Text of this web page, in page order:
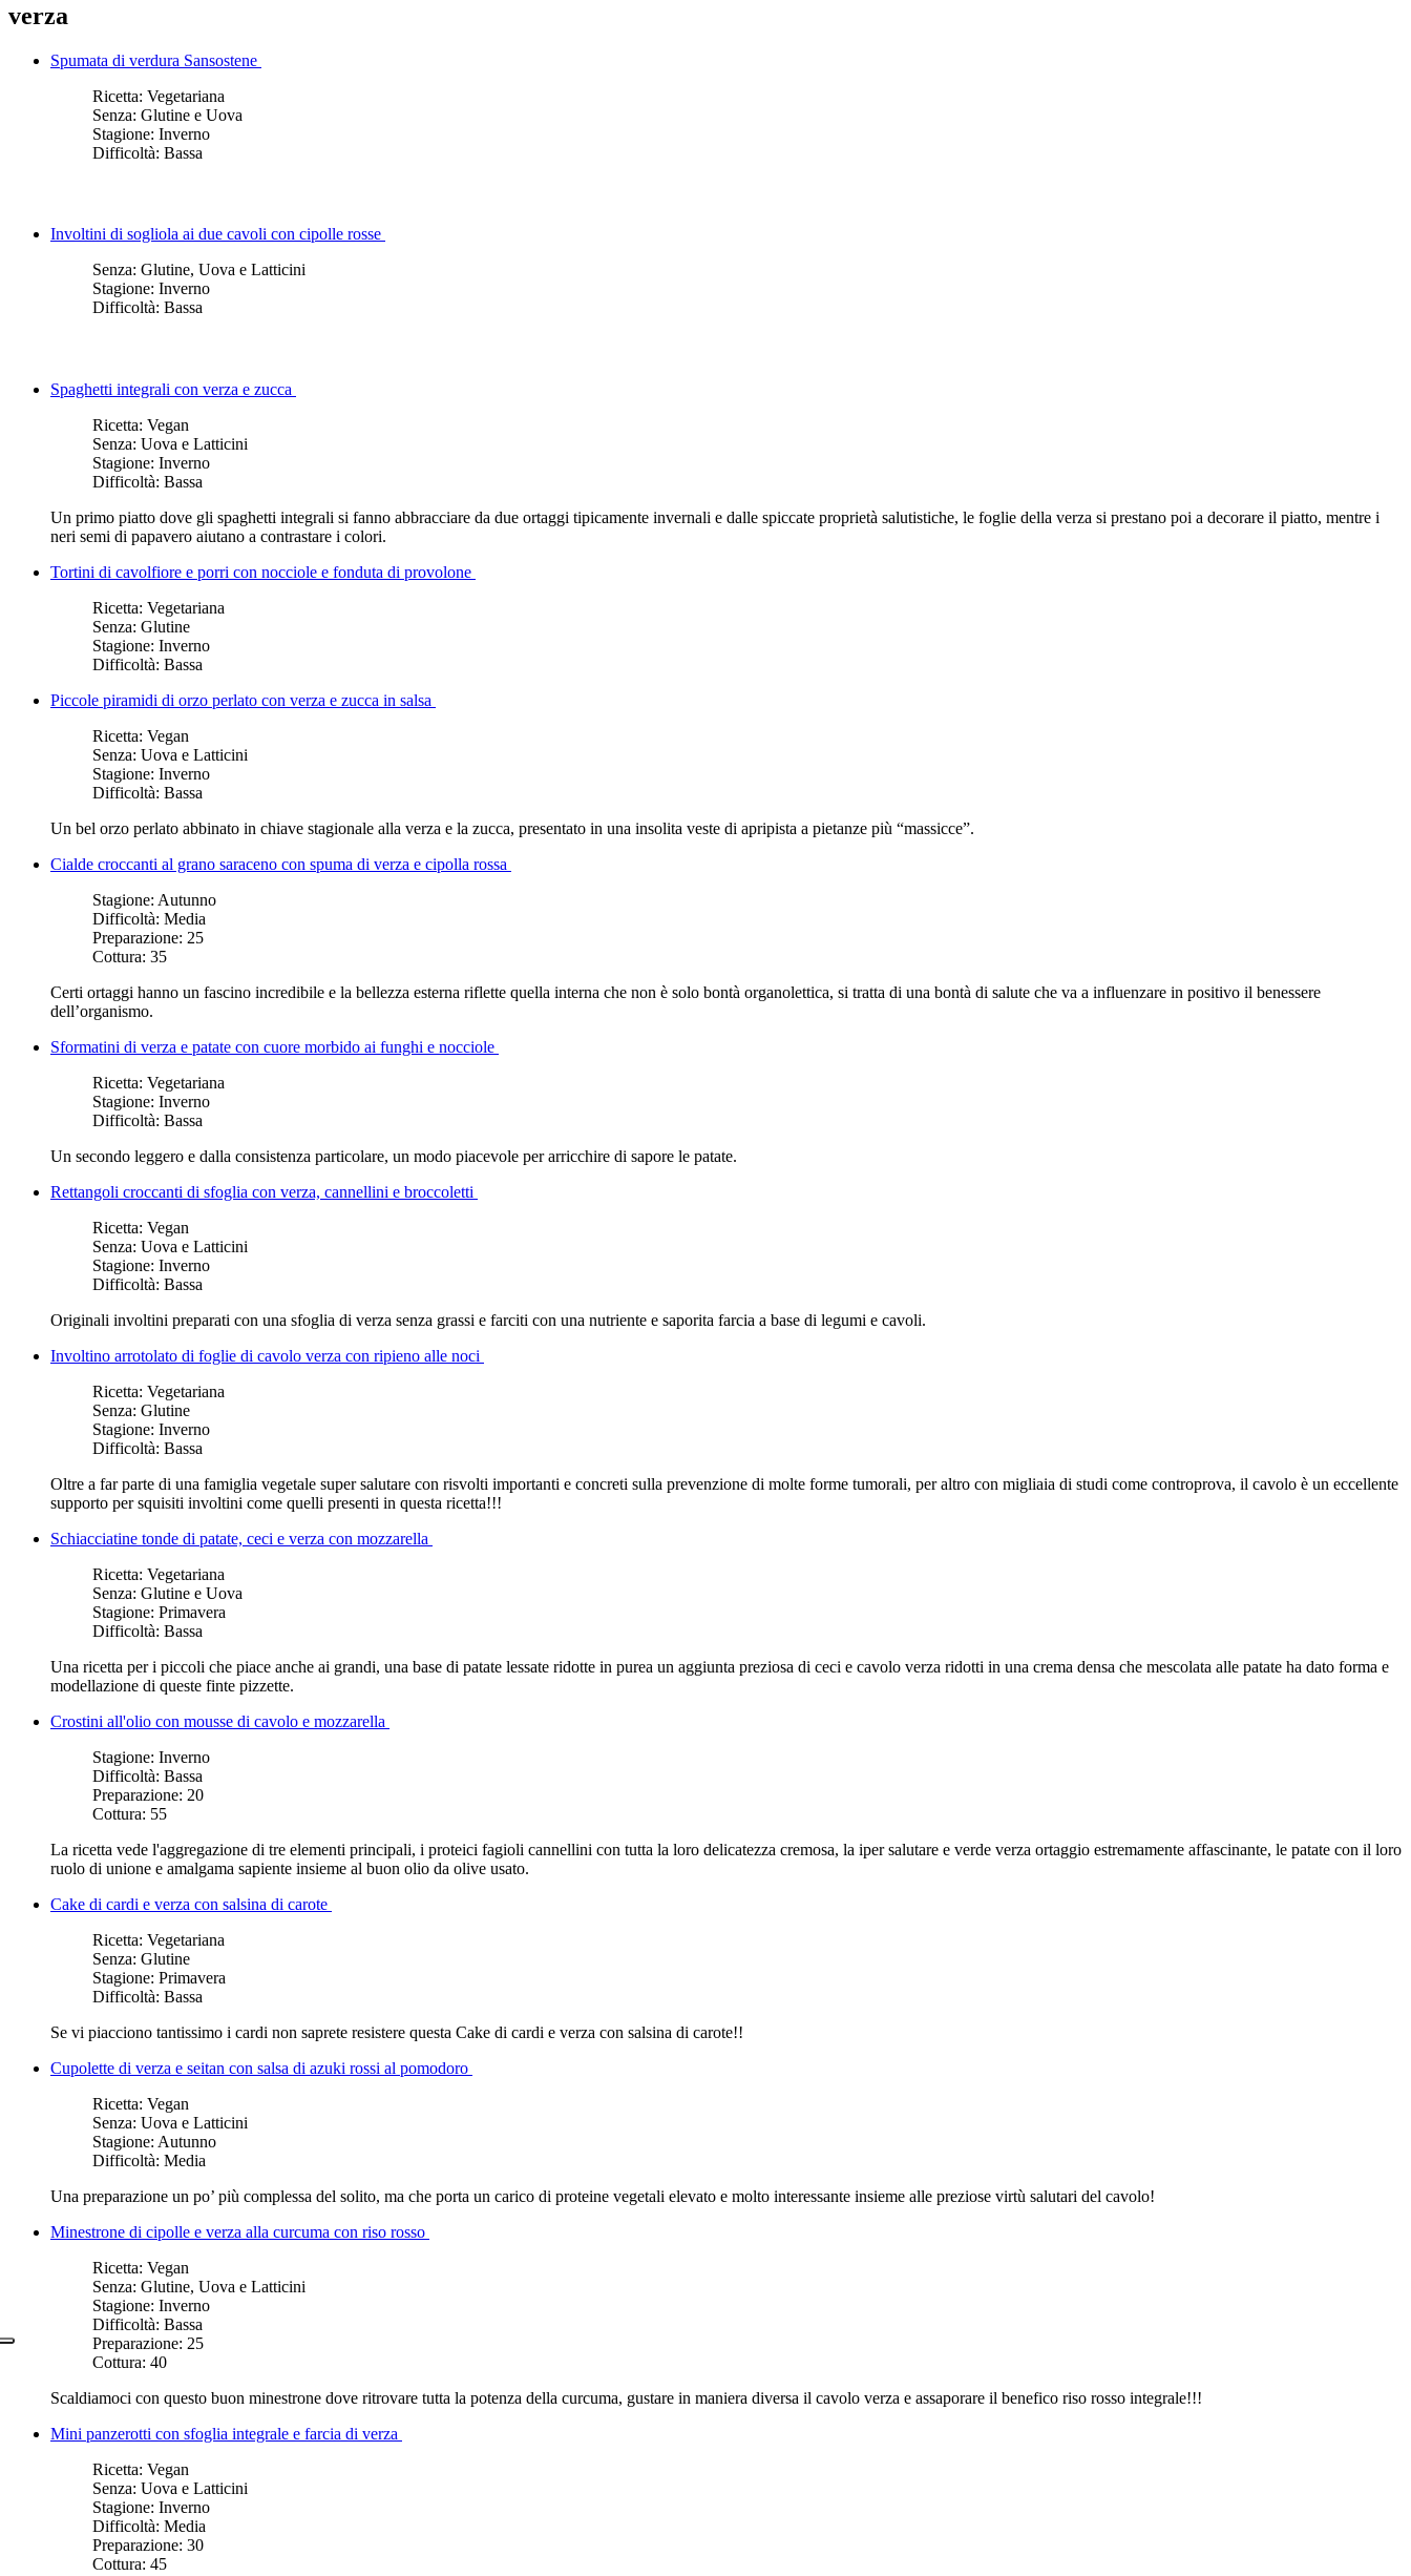
verza
Spumata di verdura Sansostene
Ricetta: Vegetariana
Senza: Glutine e Uova
Stagione: Inverno
Difficoltà: Bassa
Involtini di sogliola ai due cavoli con cipolle rosse
Senza: Glutine, Uova e Latticini
Stagione: Inverno
Difficoltà: Bassa
Spaghetti integrali con verza e zucca
Ricetta: Vegan
Senza: Uova e Latticini
Stagione: Inverno
Difficoltà: Bassa
Un primo piatto dove gli spaghetti integrali si fanno abbracciare da due ortaggi tipicamente invernali e dalle spiccate proprietà salutistiche, le foglie della verza si prestano poi a decorare il piatto, mentre i
neri semi di papavero aiutano a contrastare i colori.
Tortini di cavolfiore e porri con nocciole e fonduta di provolone
Ricetta: Vegetariana
Senza: Glutine
Stagione: Inverno
Difficoltà: Bassa
Piccole piramidi di orzo perlato con verza e zucca in salsa
Ricetta: Vegan
Senza: Uova e Latticini
Stagione: Inverno
Difficoltà: Bassa
Un bel orzo perlato abbinato in chiave stagionale alla verza e la zucca, presentato in una insolita veste di apripista a pietanze più “massicce”.
Cialde croccanti al grano saraceno con spuma di verza e cipolla rossa
Stagione: Autunno
Difficoltà: Media
Preparazione: 25
Cottura: 35
Certi ortaggi hanno un fascino incredibile e la bellezza esterna riflette quella interna che non è solo bontà organolettica, si tratta di una bontà di salute che va a influenzare in positivo il benessere
dell’organismo.
Sformatini di verza e patate con cuore morbido ai funghi e nocciole
Ricetta: Vegetariana
Stagione: Inverno
Difficoltà: Bassa
Un secondo leggero e dalla consistenza particolare, un modo piacevole per arricchire di sapore le patate.
Rettangoli croccanti di sfoglia con verza, cannellini e broccoletti
Ricetta: Vegan
Senza: Uova e Latticini
Stagione: Inverno
Difficoltà: Bassa
Originali involtini preparati con una sfoglia di verza senza grassi e farciti con una nutriente e saporita farcia a base di legumi e cavoli.
Involtino arrotolato di foglie di cavolo verza con ripieno alle noci
Ricetta: Vegetariana
Senza: Glutine
Stagione: Inverno
Difficoltà: Bassa
Oltre a far parte di una famiglia vegetale super salutare con risvolti importanti e concreti sulla prevenzione di molte forme tumorali, per altro con migliaia di studi come controprova, il cavolo è un eccellente
supporto per squisiti involtini come quelli presenti in questa ricetta!!!
Schiacciatine tonde di patate, ceci e verza con mozzarella
Ricetta: Vegetariana
Senza: Glutine e Uova
Stagione: Primavera
Difficoltà: Bassa
Una ricetta per i piccoli che piace anche ai grandi, una base di patate lessate ridotte in purea un aggiunta preziosa di ceci e cavolo verza ridotti in una crema densa che mescolata alle patate ha dato forma e
modellazione di queste finte pizzette.
Crostini all'olio con mousse di cavolo e mozzarella
Stagione: Inverno
Difficoltà: Bassa
Preparazione: 20
Cottura: 55
La ricetta vede l'aggregazione di tre elementi principali, i proteici fagioli cannellini con tutta la loro delicatezza cremosa, la iper salutare e verde verza ortaggio estremamente affascinante, le patate con il loro
ruolo di unione e amalgama sapiente insieme al buon olio da olive usato.
Cake di cardi e verza con salsina di carote
Ricetta: Vegetariana
Senza: Glutine
Stagione: Primavera
Difficoltà: Bassa
Se vi piacciono tantissimo i cardi non saprete resistere questa Cake di cardi e verza con salsina di carote!!
Cupolette di verza e seitan con salsa di azuki rossi al pomodoro
Ricetta: Vegan
Senza: Uova e Latticini
Stagione: Autunno
Difficoltà: Media
Una preparazione un po’ più complessa del solito, ma che porta un carico di proteine vegetali elevato e molto interessante insieme alle preziose virtù salutari del cavolo!
Minestrone di cipolle e verza alla curcuma con riso rosso
Ricetta: Vegan
Senza: Glutine, Uova e Latticini
Stagione: Inverno
Difficoltà: Bassa
Preparazione: 25
Cottura: 40
Scaldiamoci con questo buon minestrone dove ritrovare tutta la potenza della curcuma, gustare in maniera diversa il cavolo verza e assaporare il benefico riso rosso integrale!!!
Mini panzerotti con sfoglia integrale e farcia di verza
Ricetta: Vegan
Senza: Uova e Latticini
Stagione: Inverno
Difficoltà: Media
Preparazione: 30
Cottura: 45